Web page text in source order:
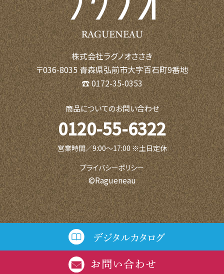
株式会社ラグノオささき
〒036-8035 青森県弘前市大字百石町9番地
☎ 0172-35-0353
商品についてのお問い合わせ
0120-55-6322
営業時間／9:00〜17:00 ※土日定休
プライバシーポリシー
©Ragueneau